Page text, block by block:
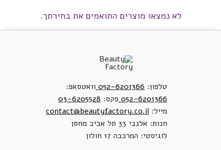
לא נמצאו מוצרים התואמים את בחירתך.
טלפון: 052-6201366 וואטסאפ:
052-6201366 פקס: 03-6205528
מייל: contact@beautyfactory.co.il
חנות: אלנבי 33 תל אביב מחסן
לוגיסטי: המרכבה 17 חולון